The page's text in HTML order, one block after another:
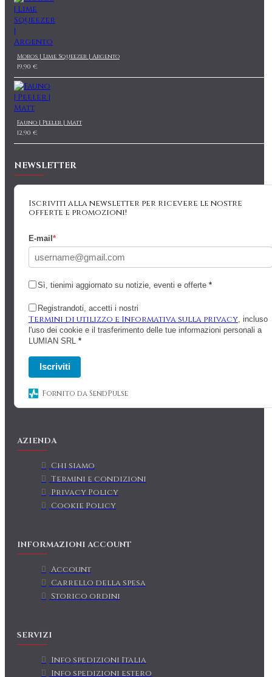
Moros | Lime Squeezer | Argento
19,90 €
Fauno | Peeler | Matt
12,90 €
NEWSLETTER
Iscriviti alla newsletter per ricevere le nostre
offerte e promozioni!
E-mail *
Sì, tienimi aggiornato su notizie, eventi e offerte *
Registrandoti, accetti i nostri
Termini di utilizzo e Informativa sulla privacy, incluso
l'uso dei cookie e il trasferimento delle tue informazioni personali a
LUMIAN SRL *
Iscriviti
Fornito da SendPulse
AZIENDA
Chi siamo
Termini e condizioni
Privacy Policy
Cookie Policy
INFORMAZIONI ACCOUNT
Account
Carrello della spesa
Storico ordini
SERVIZI
Info spedizioni Italia
Info spedizioni estero